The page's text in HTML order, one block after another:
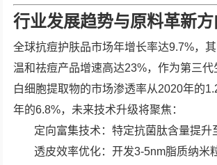
行业发展趋势与原料革新方
全球抗痘护肤品市场年增长率达9.7%，
温和祛痘产品增速高达23%，作为第三代
白细胞提取物的市场渗透率从2020年的
年的6.8%，未来技术升级将聚焦：
定向富集技术：特定抗菌肽含量提升
透皮效率优化：开发3-5nm脂质纳米